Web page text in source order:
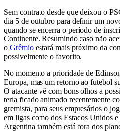
Sem contrato desde que deixou o
dia 5 de outubro para definir um
quando se encerra o período de
Continente. Resumindo caso não
o Grêmio estará mais próximo da
possivelmente o favorito.
No momento a prioridade de
Europa, mas um retorno ao futebol
O atacante vê com bons olhos a
teria ficado animado recentemente
gremista, para seus empresários o
em ligas como dos Estados Unidos
Argentina também está fora dos